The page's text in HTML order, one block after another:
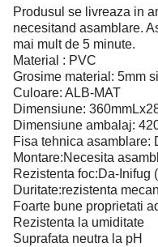
Produsul se livreaza in
necesitand asamblare.
mai mult de 5 minute.
Material : PVC
Grosime material: 5mm
Culoare: ALB-MAT
Dimensiune:
Dimensiune ambalaj:
Fisa tehnica asamblare:
Montare:Necesita
Rezistenta foc:Da-Inifug
Duritate:rezistenta
Foarte bune proprietati
Rezistenta la umiditate
Suprafata neutra la pH